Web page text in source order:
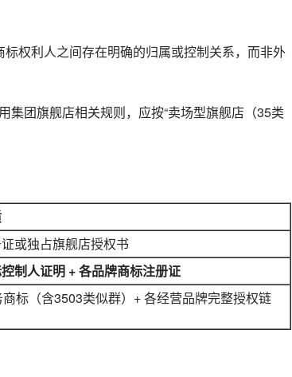
权利人之间存在明确的归属或控制关系，而非外
集团旗舰店相关规则，应按“卖场型旗舰店（35类
或独占旗舰店授权书
制人证明 + 各品牌商标注册证
标（含3503类似群）+ 各经营品牌完整授权链